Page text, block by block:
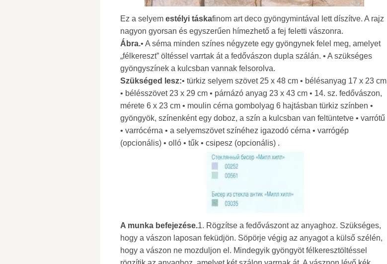
Ez a selyem estélyi táskafinom art deco gyöngymintával lett díszítve. A rajz
nagyon gyorsan és egyszerűen hímezhető a fej feletti vászonra.
Ábra.• A séma minden színes négyzete egy gyöngynek felel meg, amelyet
„félkereszt” öltéssel varrtak át a fedővászon dupla szálán. • A szükséges
gyöngyszínek a kulcsban vannak felsorolva.
Szükséged lesz:• türkiz selyem szövet 25 x 48 cm • bélésanyag 17 x 23 cm
• bélésszövet 23 x 29 cm • párnázó anyag 23 x 43 cm • 14. sz. fedővászon,
mérete 6 x 23 cm • moulin cérna gombolyag 6 hajtásban türkiz színben •
gyöngyök, színenként egy doboz, a szín a kulcsban van feltüntetve • varrótű
• varrócérna • a selyemszövet színéhez igazodó cérna • varrógép
(opcionális) • olló • tűk • csipesz (opcionális) .
A munka befejezése.1. Rögzítse a fedővászont az anyaghoz. Szükséges,
hogy a vászon laposan feküdjön. Söpörje végig az anyagot a külső szélén,
hogy a vászon ne mozduljon el. Mindegyik gyöngyöt félkeresztöltéssel